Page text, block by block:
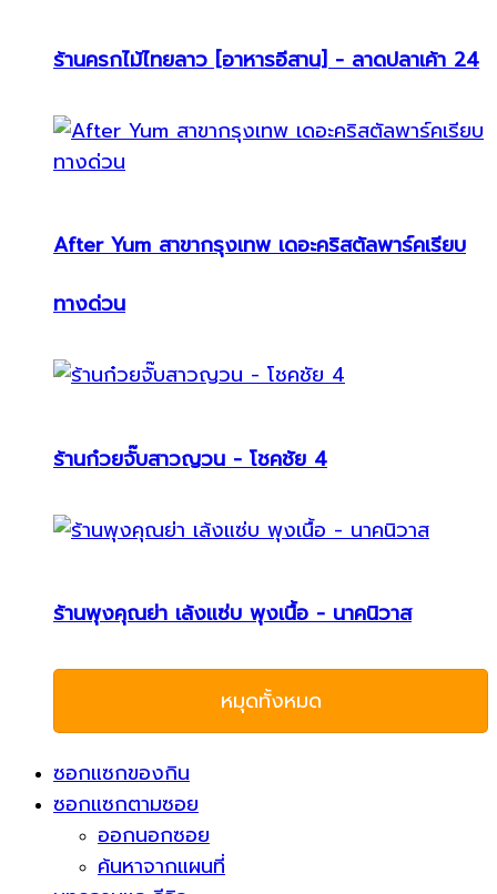
ร้านครกไม้ไทยลาว [อาหารอีสาน] - ลาดปลาเค้า 24
After Yum สาขากรุงเทพ เดอะคริสตัลพาร์คเรียบ
ทางด่วน
ร้านก๋วยจั๊บสาวญวน - โชคชัย 4
ร้านพุงคุณย่า เล้งแซ่บ พุงเนื้อ - นาคนิวาส
หมุดทั้งหมด
ซอกแซกของกิน
ซอกแซกตามซอย
ออกนอกซอย
ค้นหาจากแผนที่